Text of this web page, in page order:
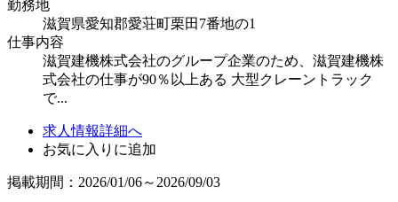
勤務地
滋賀県愛知郡愛荘町栗田7番地の1
仕事内容
滋賀建機株式会社のグループ企業のため、滋賀建機株
式会社の仕事が90％以上ある 大型クレーントラック
で...
求人情報詳細へ
お気に入りに追加
掲載期間：2026/01/06～2026/09/03